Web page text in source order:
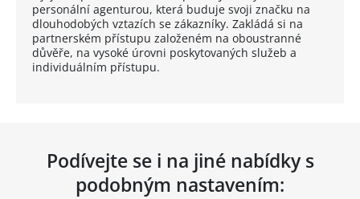
personální agenturou, která buduje svoji značku na
dlouhodobých vztazích se zákazníky. Zakládá si na
partnerském přístupu založeném na oboustranné
důvěře, na vysoké úrovni poskytovaných služeb a
individuálním přístupu.
Podívejte se i na jiné nabídky s
podobným nastavením: